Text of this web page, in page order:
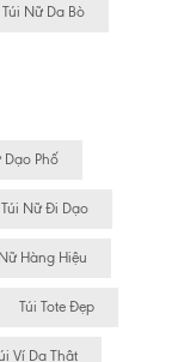
Túi Nữ Da Bò
Dạo Phố
Túi Nữ Đi Dạo
Hàng Hiệu
Túi Tote Đẹp
Ví Da Thật